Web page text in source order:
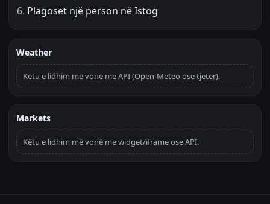
Plagoset një person në Istog
Weather
Këtu e lidhim më vonë me API (Open-Meteo ose tjetër).
Markets
Këtu e lidhim më vonë me widget/iframe ose API.